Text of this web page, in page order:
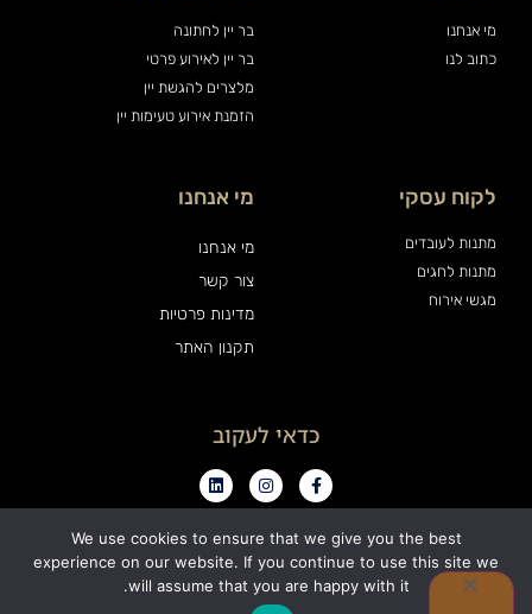
מי אנחנו
כתוב לנו
בר יין לחתונה
בר יין לאירוע פרטי
מלצרים להגשת יין
הזמנת אירוע טעימות יין
לקוח עסקי
מתנות לעובדים
מתנות לחגים
מגשי אירוח
מי אנחנו
מי אנחנו
צור קשר
מדינות פרטיות
תקנון האתר
כדאי לעקוב
כל הזכויות שמורות ויין אנד פרינדז בע"מ
0
We use cookies to ensure that we give you the best
experience on our website. If you continue to use this site we
will assume that you are happy with it.